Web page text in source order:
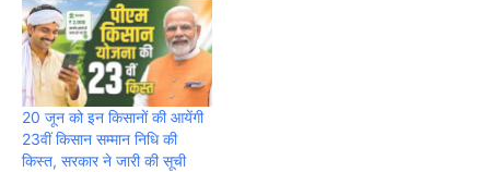
20 जून को इन किसानों की आयेंगी
23वीं किसान सम्मान निधि की
किस्त, सरकार ने जारी की सूची